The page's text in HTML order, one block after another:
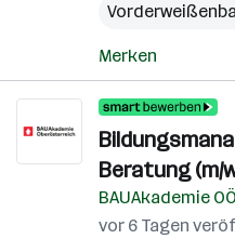
Merken
Beratung (m/
BAUAkademie OÖ
vor 6 Tagen